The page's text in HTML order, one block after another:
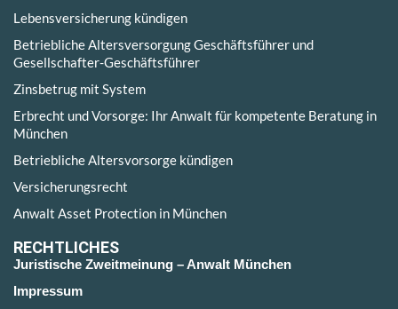
Lebensversicherung kündigen
Betriebliche Altersversorgung Geschäftsführer und
Gesellschafter-Geschäftsführer
Zinsbetrug mit System
Erbrecht und Vorsorge: Ihr Anwalt für kompetente Beratung in
München
Betriebliche Altersvorsorge kündigen
Versicherungsrecht
Anwalt Asset Protection in München
RECHTLICHES
Juristische Zweitmeinung – Anwalt München
Impressum